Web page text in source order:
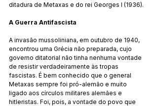
ditadura de Metaxas e do rei Georges I (1936).
A Guerra Antifascista
A invasão mussoliniana, em outubro de 1940,
encontrou uma Grécia não preparada, cujo
governo ditatorial não tinha nenhuma vontade
de resistir verdadeiramente às tropas
fascistas. É bem conhecido que o general
Metaxas sempre foi pró-alemão e muito
ligado aos círculos militares alemães e
hitleristas. Foi, pois, a vontade do povo que